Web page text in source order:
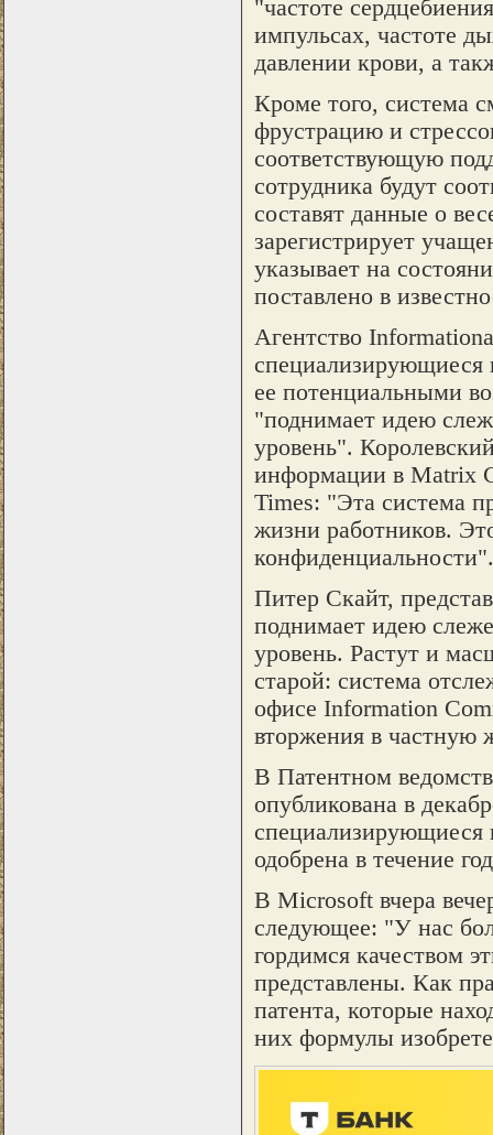
"частоте
импульсах, частоте
давлении крови, а
Кроме того, система
фрустрацию и
соответствующую
сотрудника будут
составят данные о
зарегистрирует
указывает на
поставлено в
Агентство
специализирующиеся
ее потенциальными
"поднимает идею
уровень".
информации в Matrix
Times: "Эта система
жизни работников.
конфиденциальности".
Питер Скайт,
поднимает идею
уровень. Растут и
старой: система
офисе Information
вторжения в частную
В Патентном
опубликована в
специализирующиеся
одобрена в течение
В Microsoft вчера
следующее: "У нас
гордимся качеством
представлены. Как
патента, которые
них формулы